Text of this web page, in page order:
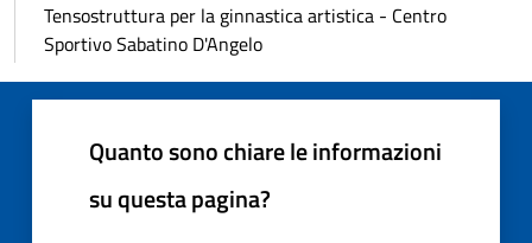
Tensostruttura per la ginnastica artistica - Centro
Sportivo Sabatino D'Angelo
Quanto sono chiare le informazioni
su questa pagina?